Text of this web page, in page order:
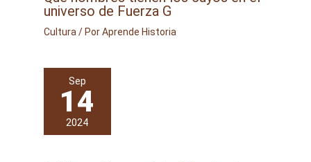
universo de Fuerza G
Cultura / PorAprende Historia
Sep
14
2024